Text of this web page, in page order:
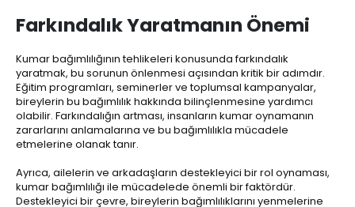
Farkındalık Yaratmanın Önemi
Kumar bağımlılığının tehlikeleri konusunda farkındalık
yaratmak, bu sorunun önlenmesi açısından kritik bir adımdır.
Eğitim programları, seminerler ve toplumsal kampanyalar,
bireylerin bu bağımlılık hakkında bilinçlenmesine yardımcı
olabilir. Farkındalığın artması, insanların kumar oynamanın
zararlarını anlamalarına ve bu bağımlılıkla mücadele
etmelerine olanak tanır.
Ayrıca, ailelerin ve arkadaşların destekleyici bir rol oynaması,
kumar bağımlılığı ile mücadelede önemli bir faktördür.
Destekleyici bir çevre, bireylerin bağımlılıklarını yenmelerine